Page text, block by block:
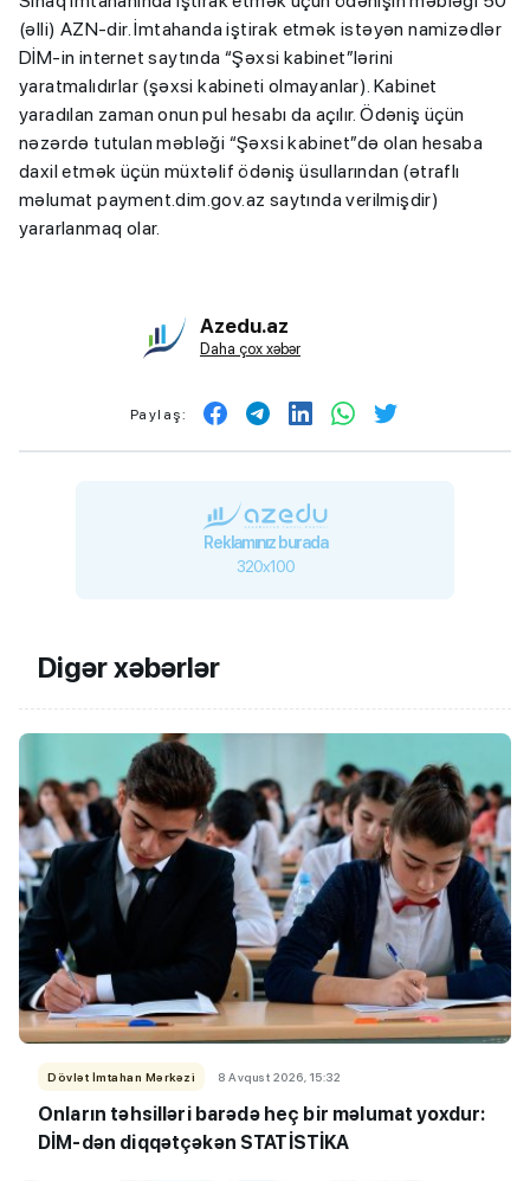
(əlli) AZN-dir. İmtahanda iştirak etmək istəyən namizədlər
DİM-in internet saytında “Şəxsi kabinet”lərini
yaratmalıdırlar (şəxsi kabineti olmayanlar). Kabinet
yaradılan zaman onun pul hesabı da açılır. Ödəniş üçün
nəzərdə tutulan məbləği “Şəxsi kabinet”də olan hesaba
daxil etmək üçün müxtəlif ödəniş üsullarından (ətraflı
məlumat payment.dim.gov.az saytında verilmişdir)
yararlanmaq olar.
Azedu.az
Daha çox xəbər
Paylaş:
Reklamınız burada
320x100
Digər xəbərlər
Dövlət İmtahan Mərkəzi 8 Avqust 2026, 15:32
Onların təhsilləri barədə heç bir məlumat yoxdur:
DİM-dən diqqətçəkən STATİSTİKA